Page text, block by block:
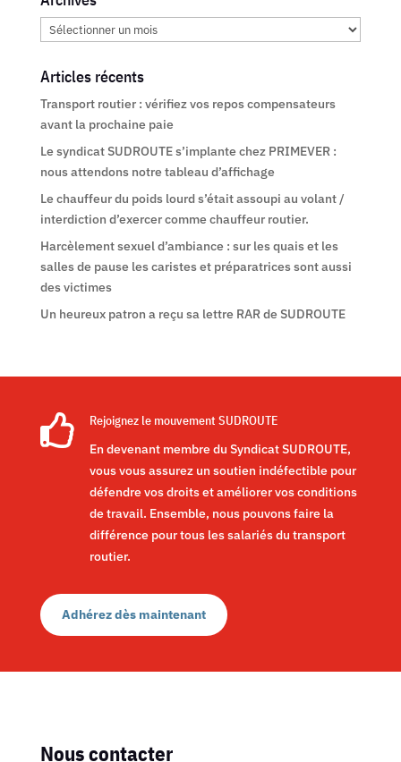
Archives
Articles récents
Transport routier : vérifiez vos repos compensateurs
avant la prochaine paie
Le syndicat SUDROUTE s’implante chez PRIMEVER :
nous attendons notre tableau d’affichage
Le chauffeur du poids lourd s’était assoupi au volant /
interdiction d’exercer comme chauffeur routier.
Harcèlement sexuel d’ambiance : sur les quais et les
salles de pause les caristes et préparatrices sont aussi
des victimes
Un heureux patron a reçu sa lettre RAR de SUDROUTE

Rejoignez le mouvement SUDROUTE
En devenant membre du Syndicat SUDROUTE,
vous vous assurez un soutien indéfectible pour
défendre vos droits et améliorer vos conditions
de travail. Ensemble, nous pouvons faire la
différence pour tous les salariés du transport
routier.
Adhérez dès maintenant
Nous contacter